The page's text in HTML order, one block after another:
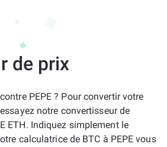
de prix
PEPE ? Pour convertir votre
notre convertisseur de
ETH. Indiquez simplement le
calculatrice de BTC à PEPE vous